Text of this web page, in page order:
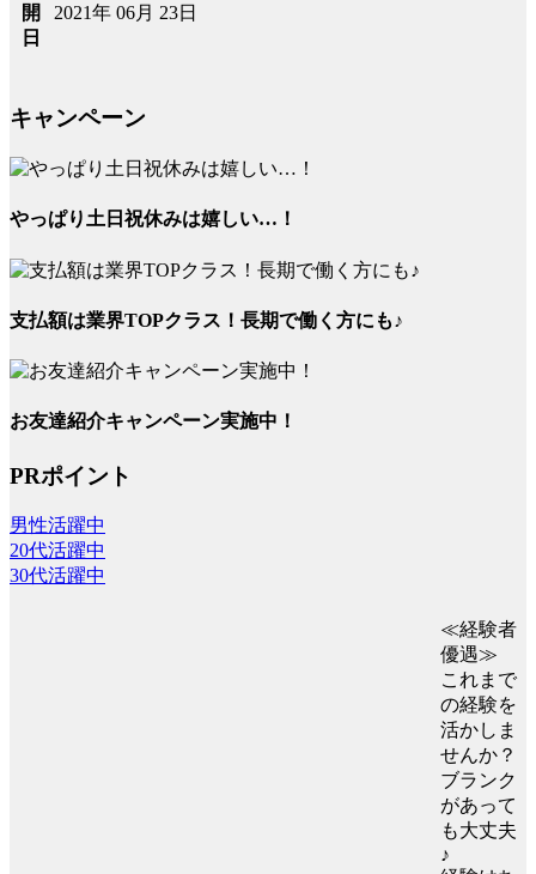
開
日
2021年 06月 23日
キャンペーン
やっぱり土日祝休みは嬉しい…！
支払額は業界TOPクラス！長期で働く方にも♪
お友達紹介キャンペーン実施中！
PRポイント
男性活躍中
20代活躍中
30代活躍中
≪経験者
優遇≫
これまで
の経験を
活かしま
せんか？
ブランク
があって
も大丈夫
♪